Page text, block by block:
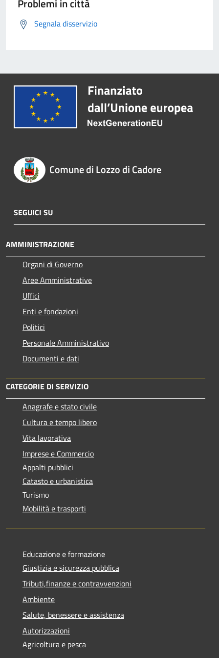
Problemi in città
Segnala disservizio
Comune di Lozzo di Cadore
SEGUICI SU
AMMINISTRAZIONE
Organi di Governo
Aree Amministrative
Uffici
Enti e fondazioni
Politici
Personale Amministrativo
Documenti e dati
CATEGORIE DI SERVIZIO
Anagrafe e stato civile
Cultura e tempo libero
Vita lavorativa
Imprese e Commercio
Appalti pubblici
Catasto e urbanistica
Turismo
Mobilità e trasporti
Educazione e formazione
Giustizia e sicurezza pubblica
Tributi,finanze e contravvenzioni
Ambiente
Salute, benessere e assistenza
Autorizzazioni
Agricoltura e pesca